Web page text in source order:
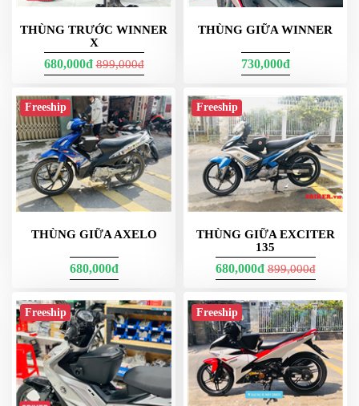
Dạ đây là thung hong Givi E23g730 màu nắp trắng nha các bạn
Thùng Givi là thùng gắn xe máy của hãng Givi
Bảng Giá Thùng Givi Chính Hãng :
Dưới đây làbảng giá thùng GIVI nhựa chính hãng (Made in
THÙNG TRƯỚC WINNER
X
680,000đ899,000đ
THÙNG GIỮA WINNER
730,000đ
Freeship
THÙNG GIỮA AXELO
680,000đ
Freeship
THÙNG GIỮA EXCITER
135
680,000đ899,000đ
Freeship Freeship